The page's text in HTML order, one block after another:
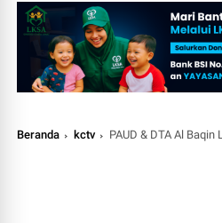
Beranda kctv PAUD & DTA Al